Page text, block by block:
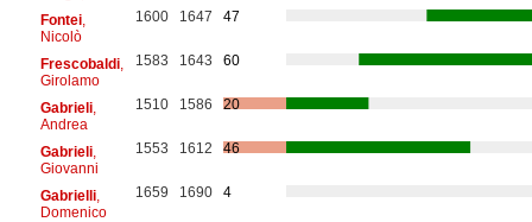
Fontei,
Nicolò
1600 1647 47
Frescobaldi,
Girolamo
1583 1643 60
Gabrieli,
Andrea
1510 1586 20
Gabrieli,
Giovanni
1553 1612 46
Gabrielli,
Domenico
1659 1690 4